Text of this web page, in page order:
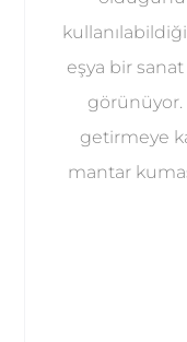
eşya bir
görünüyor.
getirmeye
mantar